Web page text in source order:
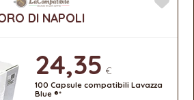
DI NAPOLI
24,35 €
100 Capsule compatibili Lavazza
Blue ®*